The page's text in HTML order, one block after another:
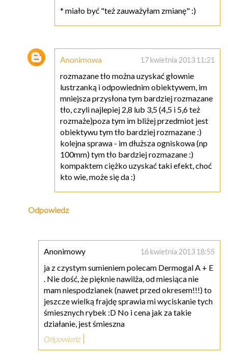
* miało być "też zauważyłam zmianę" :)
Anonimowa 17 kwietnia 2013 11:21
rozmazane tło można uzyskać głownie
lustrzanką i odpowiednim obiektywem, im
mniejsza przysłona tym bardziej rozmazane
tło, czyli najlepiej 2,8 lub 3,5 (4,5 i 5,6 też
rozmaże)poza tym im bliżej przedmiot jest
obiektywu tym tło bardziej rozmazane :)
kolejna sprawa - im dłuższa ogniskowa (np
100mm) tym tło bardziej rozmazane :)
kompaktem ciężko uzyskać taki efekt, choć
kto wie, może się da :)
Odpowiedz
Anonimowy 16 kwietnia 2013 18:55
ja z czystym sumieniem polecam Dermogal A + E
. Nie dość, że pięknie nawilża, od miesiąca nie
mam niespodzianek (nawet przed okresem!!!) to
jeszcze wielką frajdę sprawia mi wyciskanie tych
śmiesznych rybek :D No i cena jak za takie
działanie, jest śmieszna
Odpowiedz